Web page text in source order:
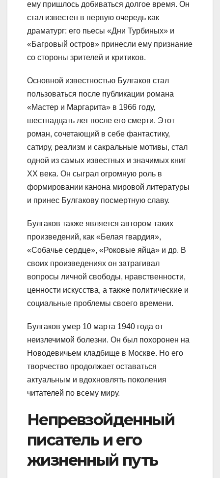
ему пришлось добиваться долгое время. Он
стал известен в первую очередь как
драматург: его пьесы «Дни Турбиных» и
«Багровый остров» принесли ему признание
со стороны зрителей и критиков.
Основной известностью Булгаков стал
пользоваться после публикации романа
«Мастер и Маргарита» в 1966 году,
шестнадцать лет после его смерти. Этот
роман, сочетающий в себе фантастику,
сатиру, реализм и сакральные мотивы, стал
одной из самых известных и значимых книг
XX века. Он сыграл огромную роль в
формировании канона мировой литературы
и принес Булгакову посмертную славу.
Булгаков также является автором таких
произведений, как «Белая гвардия»,
«Собачье сердце», «Роковые яйца» и др. В
своих произведениях он затрагивал
вопросы личной свободы, нравственности,
ценности искусства, а также политические и
социальные проблемы своего времени.
Булгаков умер 10 марта 1940 года от
неизлечимой болезни. Он был похоронен на
Новодевичьем кладбище в Москве. Но его
творчество продолжает оставаться
актуальным и вдохновлять поколения
читателей по всему миру.
Непревзойденный
писатель и его
жизненный путь